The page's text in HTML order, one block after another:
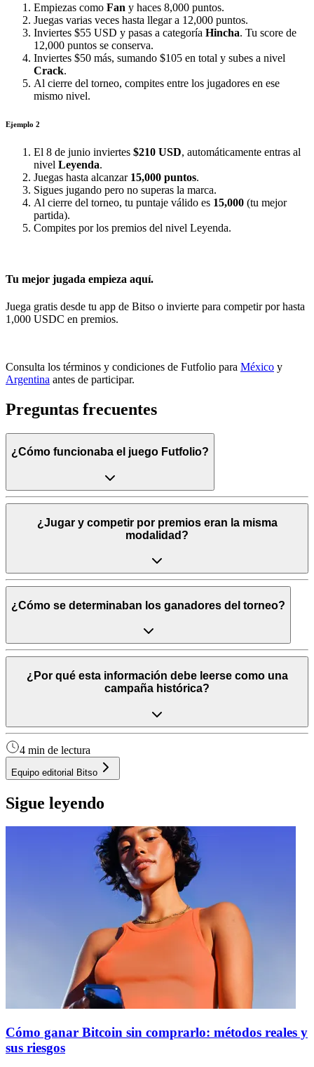
Empiezas como Fan y haces 8,000 puntos.
Juegas varias veces hasta llegar a 12,000 puntos.
Inviertes $55 USD y pasas a categoría Hincha. Tu score de
12,000 puntos se conserva.
Inviertes $50 más, sumando $105 en total y subes a nivel
Crack.
Al cierre del torneo, compites entre los jugadores en ese
mismo nivel.
Ejemplo 2
El 8 de junio inviertes $210 USD, automáticamente entras al
nivel Leyenda.
Juegas hasta alcanzar 15,000 puntos.
Sigues jugando pero no superas la marca.
Al cierre del torneo, tu puntaje válido es 15,000 (tu mejor
partida).
Compites por los premios del nivel Leyenda.
Tu mejor jugada empieza aquí.
Juega gratis desde tu app de Bitso o invierte para competir por hasta
1,000 USDC en premios.
Consulta los términos y condiciones de Futfolio para México y
Argentina antes de participar.
Preguntas frecuentes
¿Cómo funcionaba el juego Futfolio?
¿Jugar y competir por premios eran la misma
modalidad?
¿Cómo se determinaban los ganadores del torneo?
¿Por qué esta información debe leerse como una
campaña histórica?
4 min de lectura
Equipo editorial Bitso
Sigue leyendo
Cómo ganar Bitcoin sin comprarlo: métodos reales y
sus riesgos